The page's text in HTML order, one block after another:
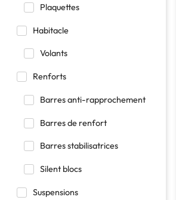
Plaquettes
Habitacle
Volants
Renforts
Barres anti-rapprochement
Barres de renfort
Barres stabilisatrices
Silent blocs
Suspensions